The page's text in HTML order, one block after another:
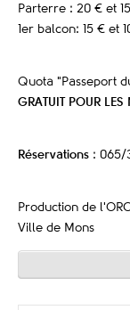
Parterre : 20 € et
1er balcon: 15 € et
Quota "Passeport
GRATUIT POUR
Réservations : 065/
Production de
Ville de Mons